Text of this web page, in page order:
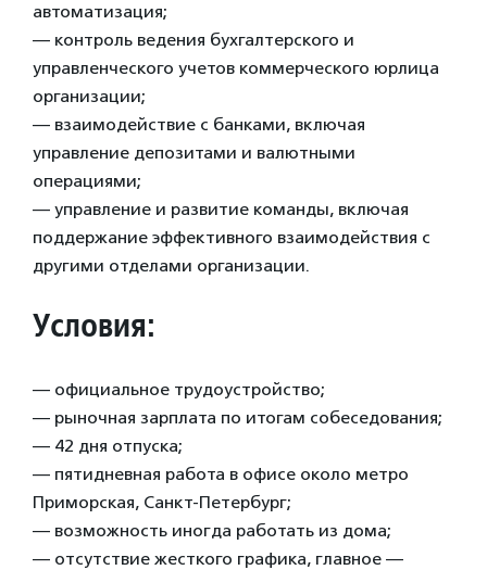
автоматизация;
— контроль ведения бухгалтерского и
управленческого учетов коммерческого юрлица
организации;
— взаимодействие с банками, включая
управление депозитами и валютными
операциями;
— управление и развитие команды, включая
поддержание эффективного взаимодействия с
другими отделами организации.
Условия:
— официальное трудоустройство;
— рыночная зарплата по итогам собеседования;
— 42 дня отпуска;
— пятидневная работа в офисе около метро
Приморская, Санкт-Петербург;
— возможность иногда работать из дома;
— отсутствие жесткого графика, главное —